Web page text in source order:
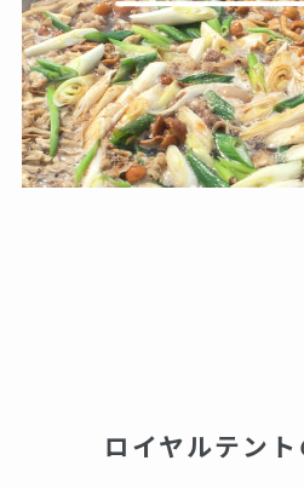
ロイヤルテン